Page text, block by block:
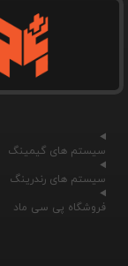
سیستم های گیمینگ
سیستم های رندرینگ
فروشگاه پی سی ماد